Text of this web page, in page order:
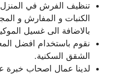
تنظيف الفرش في المنزل
الكنبات و المفارش و
بالاضافة الى غسيل
نقوم باستخدام افضل
الشقق السكنية.
لدينا عمال اصحاب خبرة